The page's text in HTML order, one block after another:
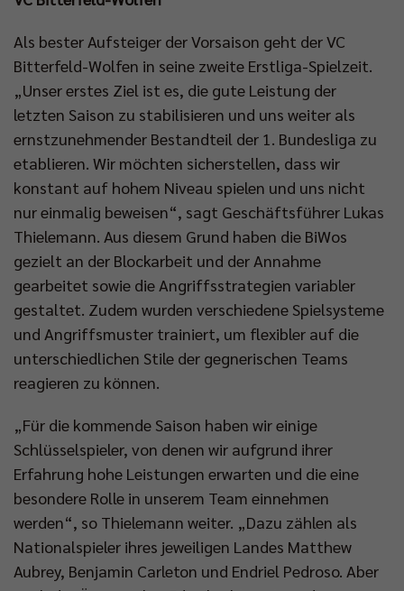
Als bester Aufsteiger der Vorsaison geht der VC
Bitterfeld-Wolfen in seine zweite Erstliga-Spielzeit.
„Unser erstes Ziel ist es, die gute Leistung der
letzten Saison zu stabilisieren und uns weiter als
ernstzunehmender Bestandteil der 1. Bundesliga zu
etablieren. Wir möchten sicherstellen, dass wir
konstant auf hohem Niveau spielen und uns nicht
nur einmalig beweisen“, sagt Geschäftsführer Lukas
Thielemann. Aus diesem Grund haben die BiWos
gezielt an der Blockarbeit und der Annahme
gearbeitet sowie die Angriffsstrategien variabler
gestaltet. Zudem wurden verschiedene Spielsysteme
und Angriffsmuster trainiert, um flexibler auf die
unterschiedlichen Stile der gegnerischen Teams
reagieren zu können.
„Für die kommende Saison haben wir einige
Schlüsselspieler, von denen wir aufgrund ihrer
Erfahrung hohe Leistungen erwarten und die eine
besondere Rolle in unserem Team einnehmen
werden“, so Thielemann weiter. „Dazu zählen als
Nationalspieler ihres jeweiligen Landes Matthew
Aubrey, Benjamin Carleton und Endriel Pedroso. Aber